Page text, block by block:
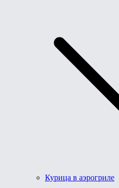
Курица в аэрогриле